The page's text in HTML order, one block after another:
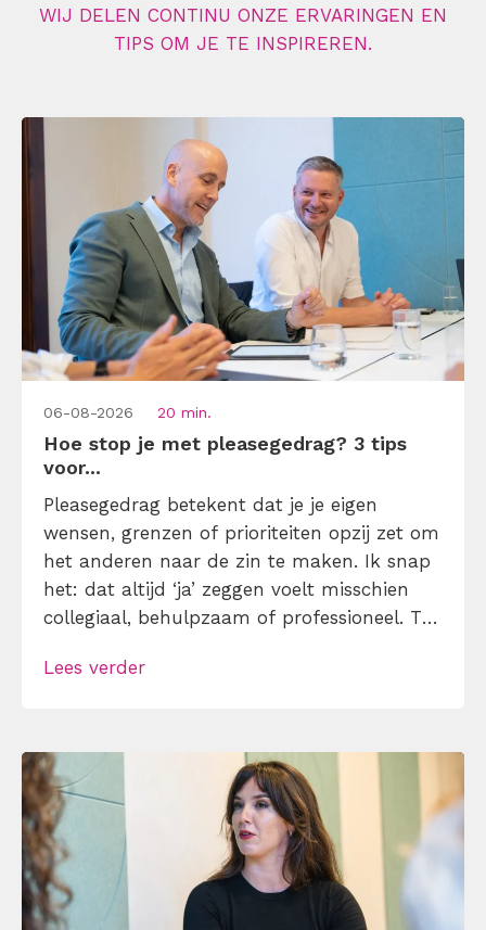
WIJ DELEN CONTINU ONZE ERVARINGEN EN
TIPS OM JE TE INSPIREREN.
06-08-2026 20 min.
Hoe stop je met pleasegedrag? 3 tips
voor...
Pleasegedrag betekent dat je je eigen
wensen, grenzen of prioriteiten opzij zet om
het anderen naar de zin te maken. Ik snap
het: dat altijd ‘ja’ zeggen voelt misschien
collegiaal, behulpzaam of professioneel. Tot
andermans prioriteiten en je eigen werk
[…]
Lees verder